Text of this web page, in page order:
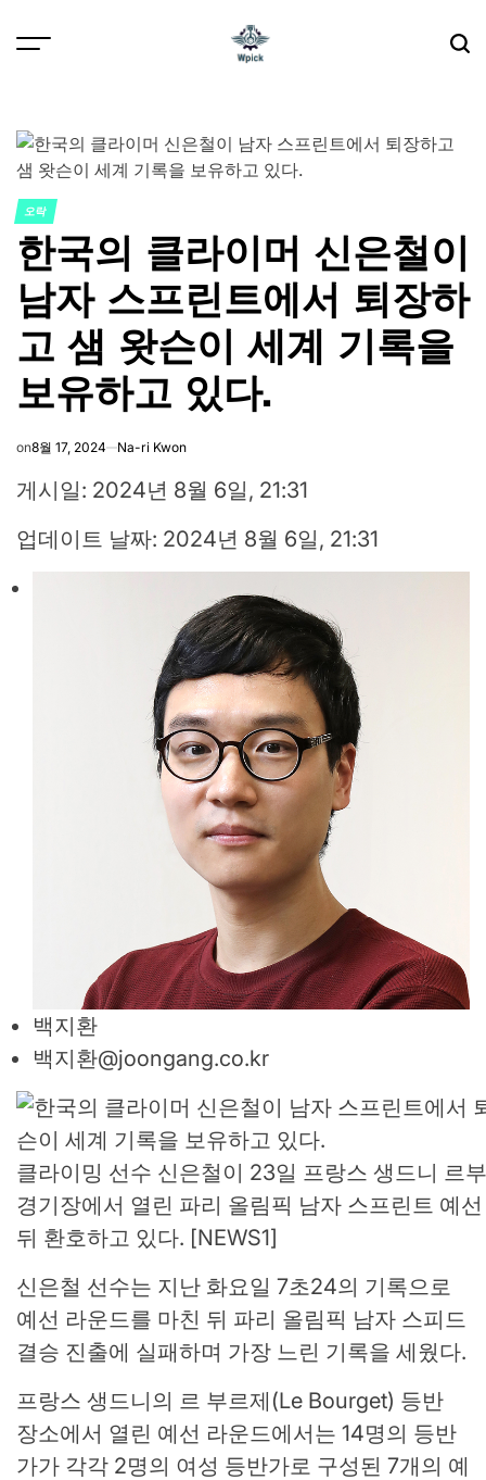
POSTED
IN
오락
한국의 클라이머 신은철이
남자 스프린트에서 퇴장하
고 샘 왓슨이 세계 기록을
보유하고 있다.
on8월 17, 2024 Na-ri Kwon
게시일: 2024년 8월 6일, 21:31
업데이트 날짜: 2024년 8월 6일, 21:31
백지환
백지환@joongang.co.kr
클라이밍 선수 신은철이 23일 프랑스 생드니 르
경기장에서 열린 파리 올림픽 남자 스프린트 예
뒤 환호하고 있다. [NEWS1]
신은철 선수는 지난 화요일 7초24의 기록으로
예선 라운드를 마친 뒤 파리 올림픽 남자 스피드
결승 진출에 실패하며 가장 느린 기록을 세웠다.
프랑스 생드니의 르 부르제(Le Bourget) 등반
장소에서 열린 예선 라운드에서는 14명의 등반
가가 각각 2명의 여성 등반가로 구성된 7개의 예